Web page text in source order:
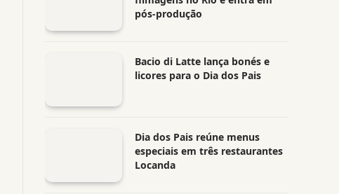
pós-produção
Bacio di Latte lança bonés e
licores para o Dia dos Pais
Dia dos Pais reúne menus
especiais em três restaurantes
Locanda